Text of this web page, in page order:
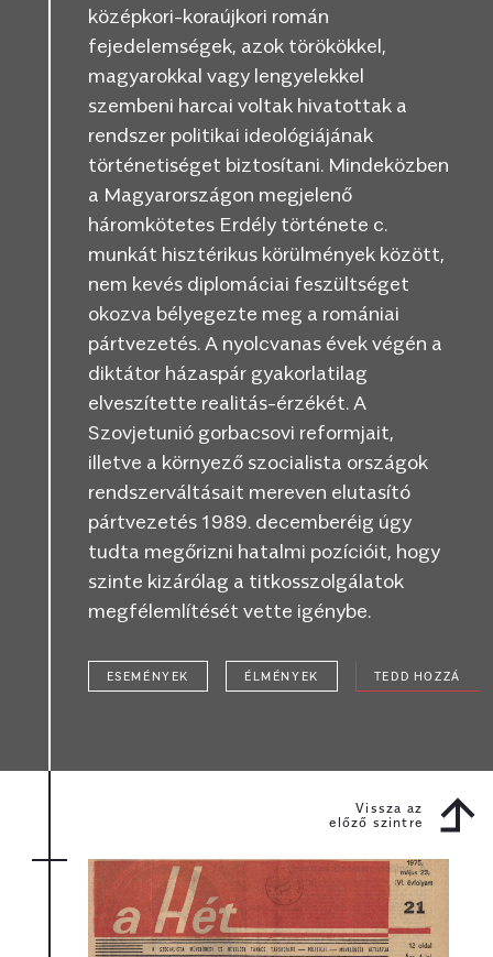
középkori-koraújkori román
fejedelemségek, azok törökökkel,
magyarokkal vagy lengyelekkel
szembeni harcai voltak hivatottak a
rendszer politikai ideológiájának
történetiséget biztosítani. Mindeközben
a Magyarországon megjelenő
háromkötetes Erdély története c.
munkát hisztérikus körülmények között,
nem kevés diplomáciai feszültséget
okozva bélyegezte meg a romániai
pártvezetés. A nyolcvanas évek végén a
diktátor házaspár gyakorlatilag
elveszítette realitás-érzékét. A
Szovjetunió gorbacsovi reformjait,
illetve a környező szocialista országok
rendszerváltásait mereven elutasító
pártvezetés 1989. decemberéig úgy
tudta megőrizni hatalmi pozícióit, hogy
szinte kizárólag a titkosszolgálatok
megfélemlítését vette igénybe.
ESEMÉNYEK ÉLMÉNYEK TEDD HOZZÁ
Vissza az
előző szintre